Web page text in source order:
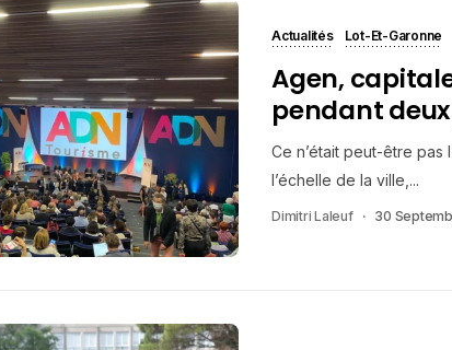
Actualités Lot-Et-Garonne
Agen,
pendant
Ce n’était peut-être pas
l’échelle de la ville,...
Dimitri Laleuf 30